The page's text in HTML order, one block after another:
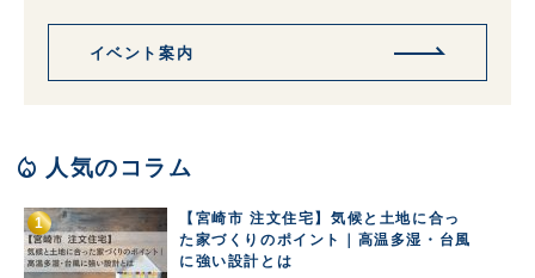
イベント案内
local_fire_department 人気のコラム
【宮崎市 注文住宅】気候と土地に合っ
た家づくりのポイント｜高温多湿・台風
に強い設計とは